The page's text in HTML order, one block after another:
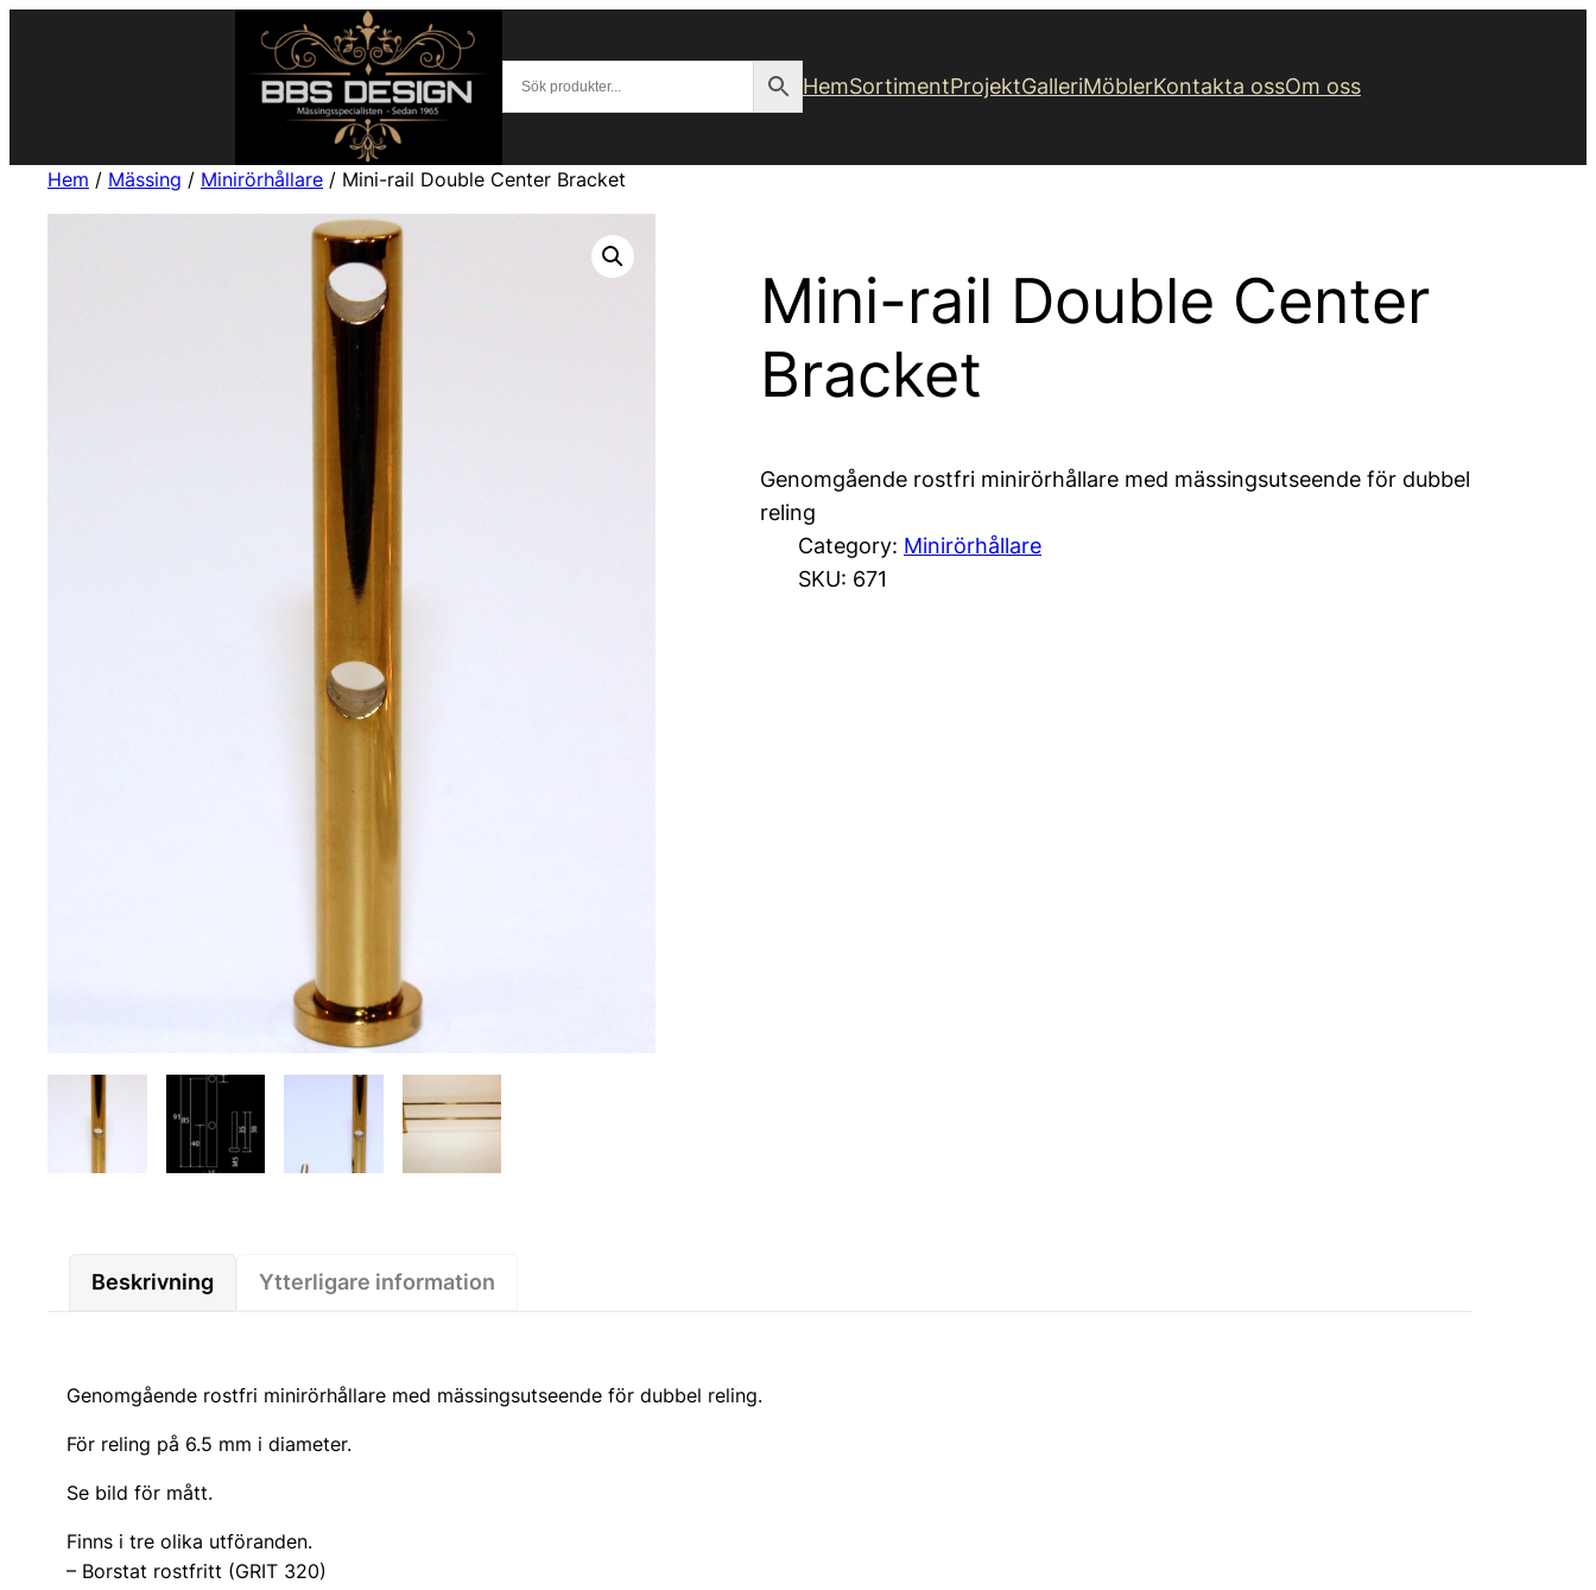
HemSortimentProjektGalleriMöblerKontakta ossOm oss
Hem / Mässing / Minirörhållare / Mini-rail Double Center Bracket
Mini-rail Double Center
Bracket
Genomgående rostfri minirörhållare med mässingsutseende för dubbel
reling
Category: Minirörhållare
SKU: 671
Beskrivning Ytterligare information
Genomgående rostfri minirörhållare med mässingsutseende för dubbel reling.
För reling på 6.5 mm i diameter.
Se bild för mått.
Finns i tre olika utföranden.
– Borstat rostfritt (GRIT 320)